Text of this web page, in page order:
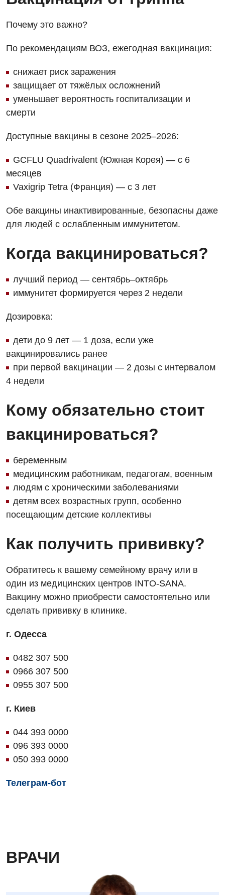
Урология
Физиотерапия
Хирургическое отделение
Эндокринология
Детская аллергология
Детская гастроэнтерология
Детская гинекология
Детская дерматовенерология
Детская кардиоревматология
Детская неврология
Детская оториноларингология
Детская офтальмология
Детская урология
Детская хирургия
Детская эндокринология
Педиатрия
Почему это важно?
По рекомендациям ВОЗ, ежегодная вакцинация:
снижает риск заражения
защищает от тяжёлых осложнений
уменьшает вероятность госпитализации и
смерти
Доступные вакцины в сезоне 2025–2026:
GCFLU Quadrivalent (Южная Корея) — с 6
месяцев
Vaxigrip Tetra (Франция) — с 3 лет
Обе вакцины инактивированные, безопасны даже
для людей с ослабленным иммунитетом.
Когда вакцинироваться?
лучший период — сентябрь–октябрь
иммунитет формируется через 2 недели
Дозировка:
дети до 9 лет — 1 доза, если уже
вакцинировались ранее
при первой вакцинации — 2 дозы с интервалом
4 недели
Кому обязательно стоит
вакцинироваться?
беременным
медицинским работникам, педагогам, военным
людям с хроническими заболеваниями
детям всех возрастных групп, особенно
посещающим детские коллективы
Как получить прививку?
Обратитесь к вашему семейному врачу или в
один из медицинских центров INTO-SANA.
Вакцину можно приобрести самостоятельно или
сделать прививку в клинике.
г. Одесса
0482 307 500
0966 307 500
0955 307 500
г. Киев
044 393 0000
096 393 0000
050 393 0000
Телеграм-бот
ВРАЧИ